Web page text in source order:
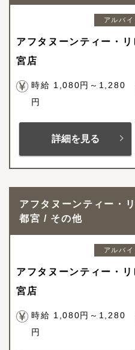
アルバイ
アフタヌーンティー・
宮店
時給 1,080円～1,280
円
詳細を見る
アフタヌーンティー・
都宮 / その他
アルバイ
アフタヌーンティー・
宮店
時給 1,080円～1,280
円